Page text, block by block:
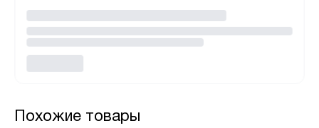
Похожие товары